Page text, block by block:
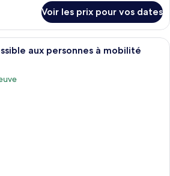
Voir les prix pour vos dates
Une petite cuisine équipée d’un four
aux personnes à mobilité